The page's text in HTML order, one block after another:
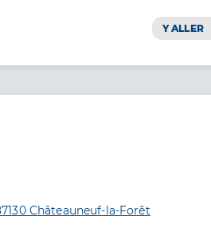
Y ALLER
santé
Châteauneuf-la-Forêt